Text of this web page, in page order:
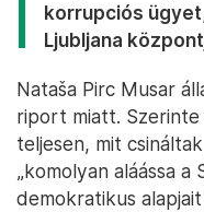
korrupciós
Ljubljana
Nataša Pirc Musar
riport miatt.
teljesen, mit
„komolyan aláássa a
demokratikus